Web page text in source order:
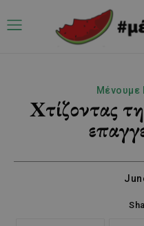
Μένουμε
Χτίζοντας